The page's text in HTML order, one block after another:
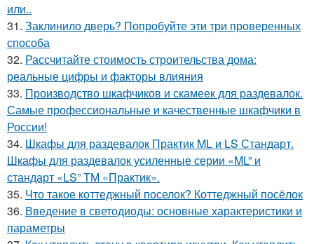
или..
31. Заклинило дверь? Попробуйте эти три проверенных
способа
32. Рассчитайте стоимость строительства дома:
реальные цифры и факторы влияния
33. Производство шкафчиков и скамеек для раздевалок.
Самые профессиональные и качественные шкафчики в
России!
34. Шкафы для раздевалок Практик ML и LS Стандарт.
Шкафы для раздевалок усиленные серии «ML” и
стандарт «LS” ТМ «Практик».
35. Что такое коттеджный поселок? Коттеджный посёлок
36. Введение в светодиоды: основные характеристики и
параметры